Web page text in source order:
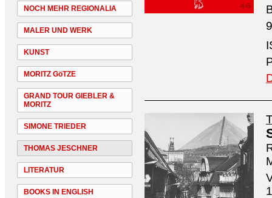
NOCH MEHR REGIONALIA
MALER UND WERK
KUNST
MORITZ GöTZE
GRAND TOUR GIEBLER &
MORITZ
SIMONE TRIEDER
THOMAS JESCHNER
LITERATUR
BOOKS IN ENGLISH